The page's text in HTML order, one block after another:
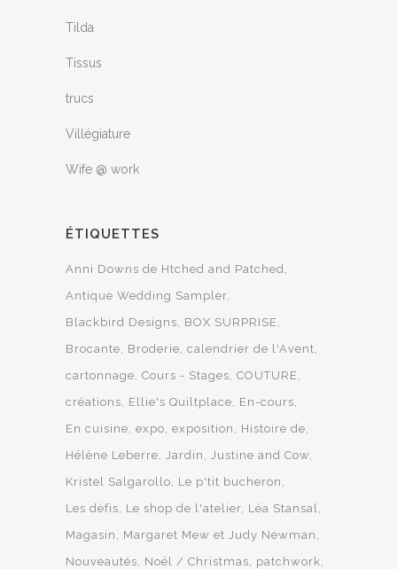
Tilda
Tissus
trucs
Villégiature
Wife @ work
ÉTIQUETTES
Anni Downs de Htched and Patched
Antique Wedding Sampler
Blackbird Designs
BOX SURPRISE
Brocante
Broderie calendrier de l'Avent
cartonnage Cours - Stages COUTURE
créations
Ellie's Quiltplace
En-cours
En cuisine expo exposition
Histoire de
Hélène Leberre Jardin
Justine and Cow
Kristel Salgarollo
Le p'tit bucheron
Les défis
Le shop de l'atelier Léa Stansal
Magasin
Margaret Mew et Judy Newman
Nouveautés
Noël / Christmas
patchwork